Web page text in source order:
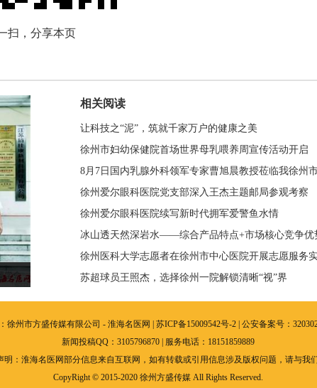
扫，分享本页
相关阅读
让科技之“泥”，筑就千家万户的健康之美
徐州市妇幼保健院首场世界母乳喂养周宣传活动开启
8月7日国内乳腺外科领军专家曹旭晨教授莅临我徐州
幼保健院坐诊
徐州爱尔眼科医院党支部深入王杰主题邮局参观考察
徐州爱尔眼科医院续写新时代拥军爱警鱼水情
冰山透天然深岩水——综合产品特点+市场核心竞争优
徐州医科大学志愿者在徐州市中心医院开展志愿服务
活动
苏超球员王照杰，选择徐州一院解锁清晰“视”界
徐州市方盛传媒有限公司 - 淮海名医网 | 苏ICP备15009542号-2| 公安备案号：
新闻投稿QQ：3105796870 | 服务电话：18151859889
明：淮海名医网部分信息来自互联网，如有转载或引用信息涉及版权问题，请与我
CopyRight © 2015-2020 徐州方盛传媒 All Rights Reserved.